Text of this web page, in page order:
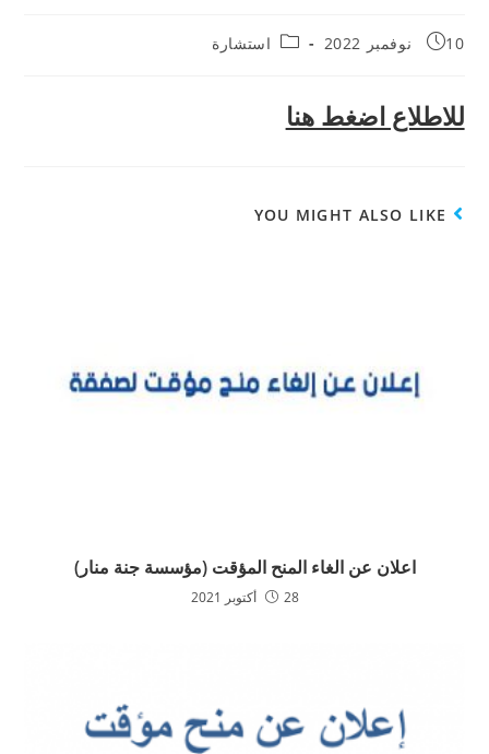
10 نوفمبر 2022 استشارة
للاطلاع اضغط هنا
YOU MIGHT ALSO LIKE
اعلان عن الغاء المنح المؤقت (مؤسسة جنة منار)
28 أكتوبر 2021